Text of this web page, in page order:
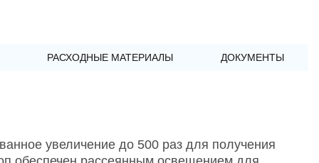
РАСХОДНЫЕ МАТЕРИАЛЫ ДОКУМЕНТЫ
увеличение до 500 раз для получения